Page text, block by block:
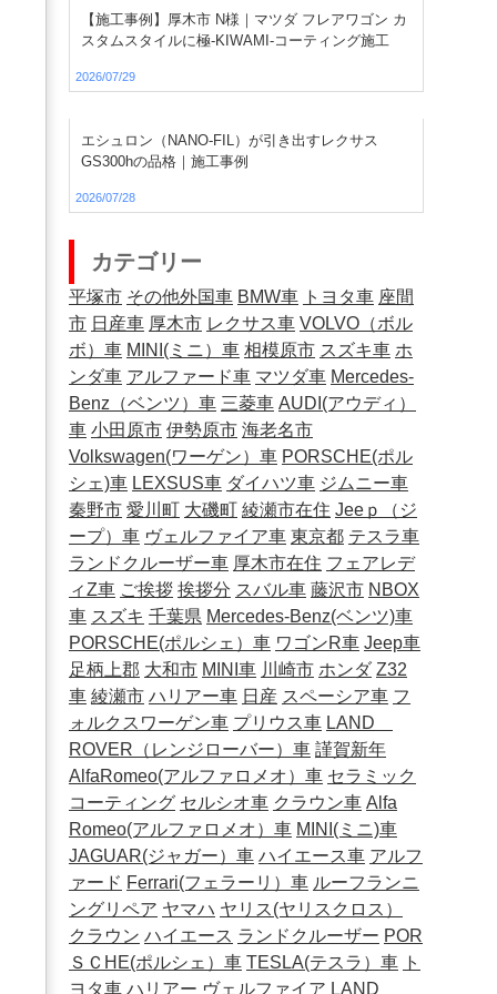
【施工事例】厚木市 N様｜マツダ フレアワゴン カ
スタムスタイルに極-KIWAMI-コーティング施工
2026/07/29
エシュロン（NANO-FIL）が引き出すレクサス
GS300hの品格｜施工事例
2026/07/28
カテゴリー
平塚市 その他外国車 BMW車 トヨタ車 座間
市 日産車 厚木市 レクサス車 VOLVO（ボル
ボ）車 MINI(ミニ）車 相模原市 スズキ車 ホ
ンダ車 アルファード車 マツダ車 Mercedes-
Benz（ベンツ）車 三菱車 AUDI(アウディ）
車 小田原市 伊勢原市 海老名市
Volkswagen(ワーゲン）車 PORSCHE(ポル
シェ)車 LEXSUS車 ダイハツ車 ジムニー車
秦野市 愛川町 大磯町 綾瀬市在住 Jeeｐ（ジ
ープ）車 ヴェルファイア車 東京都 テスラ車
ランドクルーザー車 厚木市在住 フェアレデ
ィZ車 ご挨拶 挨拶分 スバル車 藤沢市 NBOX
車 スズキ 千葉県 Mercedes-Benz(ベンツ)車
PORSCHE(ポルシェ）車 ワゴンR車 Jeep車
足柄上郡 大和市 MINI車 川崎市 ホンダ Z32
車 綾瀬市 ハリアー車 日産 スペーシア車 フ
ォルクスワーゲン車 プリウス車 LAND
ROVER（レンジローバー）車 謹賀新年
AlfaRomeo(アルファロメオ）車 セラミック
コーティング セルシオ車 クラウン車 Alfa
Romeo(アルファロメオ）車 MINI(ミニ)車
JAGUAR(ジャガー）車 ハイエース車 アルフ
ァード Ferrari(フェラーリ）車 ルーフランニ
ングリペア ヤマハ ヤリス(ヤリスクロス）
クラウン ハイエース ランドクルーザー POR
ＳＣHE(ポルシェ）車 TESLA(テスラ）車 ト
ヨタ車 ハリアー ヴェルファイア LAND